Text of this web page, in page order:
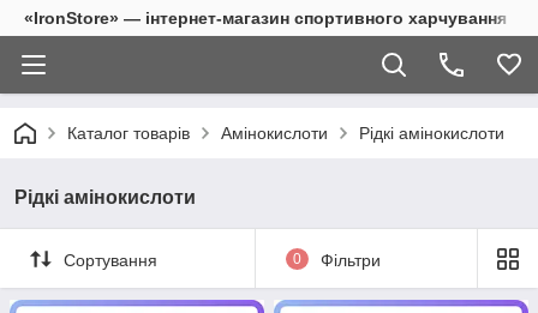
«IronStore» — інтернет-магазин спортивного харчування
Каталог товарів Амінокислоти Рідкі амінокислоти
Рідкі амінокислоти
Сортування 0 Фільтри